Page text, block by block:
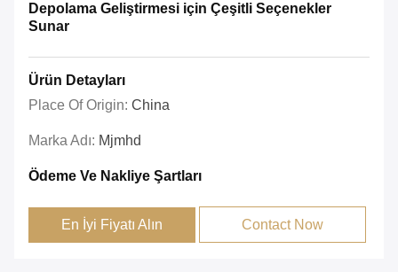
Depolama Geliştirmesi için Çeşitli Seçenekler
Sunar
Ürün Detayları
Place Of Origin: China
Marka Adı: Mjmhd
Ödeme Ve Nakliye Şartları
En İyi Fiyatı Alın Contact Now